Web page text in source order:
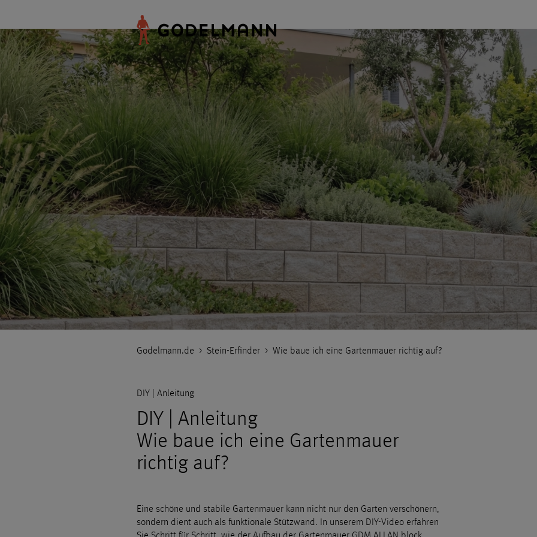
Godelmann.de > Stein-Erfinder > Wie baue ich eine Gartenmauer richtig auf?
DIY | Anleitung
DIY | Anleitung
Wie baue ich eine Gartenmauer
richtig auf?
Eine schöne und stabile Gartenmauer kann nicht nur den Garten verschönern,
sondern dient auch als funktionale Stützwand. In unserem DIY-Video erfahren